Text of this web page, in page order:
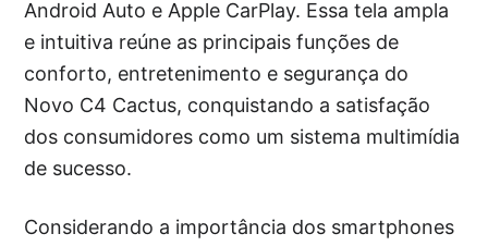
Android Auto e Apple CarPlay. Essa tela ampla
e intuitiva reúne as principais funções de
conforto, entretenimento e segurança do
Novo C4 Cactus, conquistando a satisfação
dos consumidores como um sistema multimídia
de sucesso.
Considerando a importância dos smartphones